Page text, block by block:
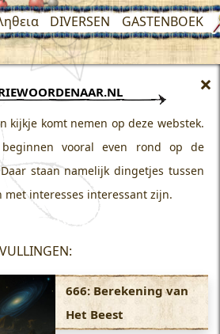
DIVERSEN GASTENBOEK
×
kijkje komt nemen op deze webstek.
vooral even rond op de
staan namelijk dingetjes tussen
met interesses interessant zijn.
666: Berekening van
Het Beest